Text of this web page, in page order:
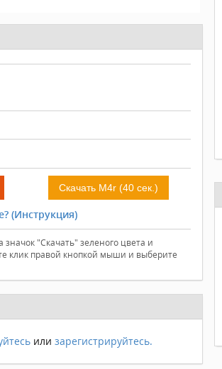
Скачать M4r (40 сек.)
(Инструкция)
"Скачать" зеленого цвета и
клик правой кнопкой мыши и выберите
или зарегистрируйтесь.